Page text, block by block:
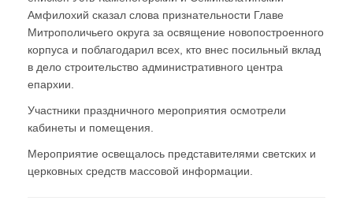
Амфилохий сказал слова признательности Главе
Митрополичьего округа за освящение новопостроенного
корпуса и поблагодарил всех, кто внес посильный вклад
в дело строительство административного центра
епархии.
Участники праздничного мероприятия осмотрели
кабинеты и помещения.
Мероприятие освещалось представителями светских и
церковных средств массовой информации.